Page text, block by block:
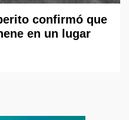
confirmó que
en un lugar